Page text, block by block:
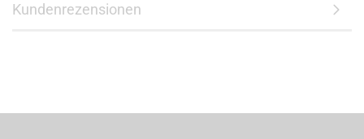
Kundenrezensionen